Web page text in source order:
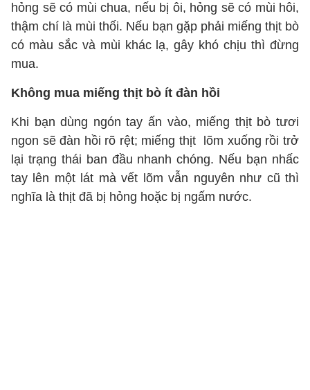
hỏng sẽ có mùi chua, nếu bị ôi, hỏng sẽ có mùi hôi,
thậm chí là mùi thối. Nếu bạn gặp phải miếng thịt bò
có màu sắc và mùi khác lạ, gây khó chịu thì đừng
mua.
Không mua miếng thịt bò ít đàn hồi
Khi bạn dùng ngón tay ấn vào, miếng thịt bò tươi
ngon sẽ đàn hồi rõ rệt; miếng thịt lõm xuống rồi trở
lại trạng thái ban đầu nhanh chóng. Nếu bạn nhấc
tay lên một lát mà vết lõm vẫn nguyên như cũ thì
nghĩa là thịt đã bị hỏng hoặc bị ngấm nước.